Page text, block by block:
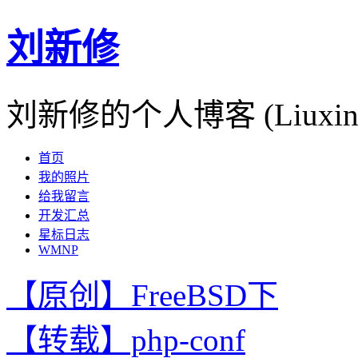
刘新修
刘新修的个人博客
首页
我的照片
给我留言
开发汇总
星标日志
WMNP
【原创】FreeBSD下
【转载】php-conf